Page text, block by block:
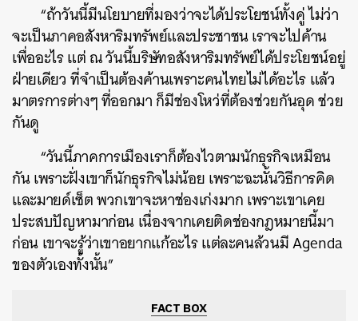
“ถ้าวันนี้มีนโยบายที่มองว่าจะได้ประโยชน์ทั้งคู่ ไม่ว่า
จะเป็นภาคอสังหาริมทรัพย์และประชาชน เราจะไปค้าน
เพื่ออะไร แต่ ณ วันนี้บริษัทอสังหาริมทรัพย์ได้ประโยชน์อยู่
ฝ่ายเดียว ที่จำเป็นต้องค้านเพราะคนไทยไม่ได้อะไร แล้ว
มาตรการต่างๆ ที่ออกมา ก็มีช่องโหว่ที่ต้องช่วยกันอุด ช่วย
กันดู
“วันนี้ภาคการเมืองเราก็ต้องไวตามนักธุรกิจเหมือน
กัน เพราะฝั่งเขาก็นักธุรกิจไม่น้อย เพราะฉะนั้นวิธีการคิด
และมายด์เซ็ต พวกเขาจะหาช่องเก่งมาก เพราะเขาเคย
ประสบปัญหามาก่อน เนื่องจากเคยติดช่องกฎหมายนี้มา
ก่อน เขาจะรู้ว่าเขาอยากแก้อะไร แต่ละคนล้วนมี Agenda
ของตัวเองทั้งนั้น”
FACT BOX